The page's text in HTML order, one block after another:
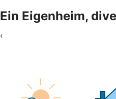
Ein Eigenheim,
‹